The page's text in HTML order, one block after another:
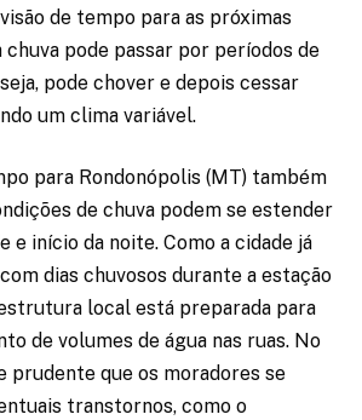
de tempo para as próximas
chuva pode passar por períodos de
pode chover e depois cessar
um clima variável.
para Rondonópolis (MT) também
de chuva podem se estender
e início da noite. Como a cidade já
dias chuvosos durante a estação
local está preparada para
de volumes de água nas ruas. No
prudente que os moradores se
transtornos, como o